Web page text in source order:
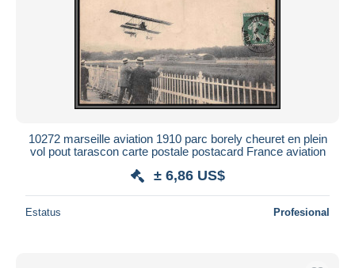
10272 marseille aviation 1910 parc borely cheuret en plein
vol pout tarascon carte postale postacard France aviation
± 6,86 US$
Estatus Profesional